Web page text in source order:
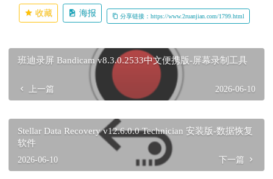
收藏 海报 分享链接：https://www.2ruanjian.com/1799.html
班迪录屏 Bandicam v8.3.0.2533中文便携版-屏幕录制工具
上一篇 2026-06-10
Stellar Data Recovery v12.6.0.0 Technician 安装版-数据恢复
软件
2026-06-10 下一篇